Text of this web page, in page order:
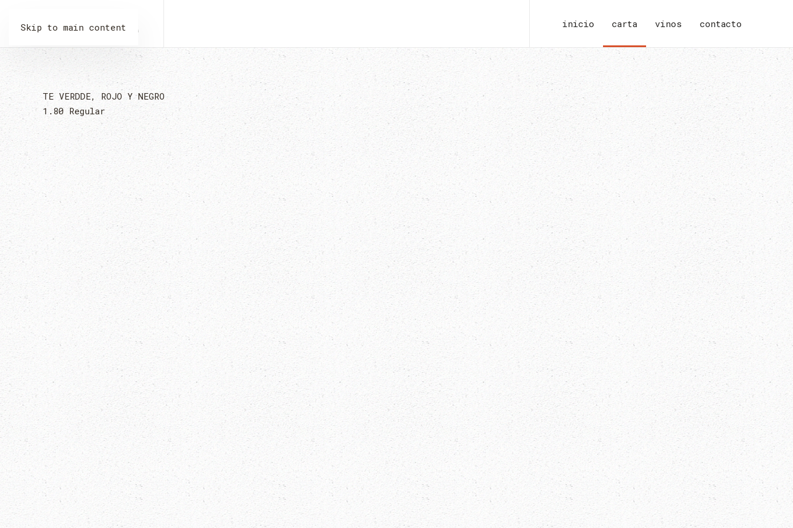
Skip to main content
LA MALQUERIDA inicio carta vinos contacto
TE VERDDE, ROJO Y NEGRO
1.80 Regular